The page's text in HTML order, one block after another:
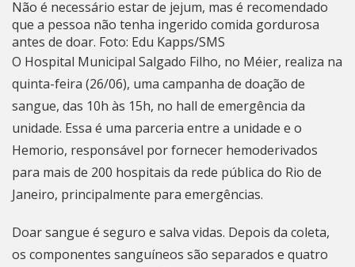
Não é necessário estar de jejum, mas é recomendado
que a pessoa não tenha ingerido comida gordurosa
antes de doar. Foto: Edu Kapps/SMS
O Hospital Municipal Salgado Filho, no Méier, realiza na
quinta-feira (26/06), uma campanha de doação de
sangue, das 10h às 15h, no hall de emergência da
unidade. Essa é uma parceria entre a unidade e o
Hemorio, responsável por fornecer hemoderivados
para mais de 200 hospitais da rede pública do Rio de
Janeiro, principalmente para emergências.
Doar sangue é seguro e salva vidas. Depois da coleta,
os componentes sanguíneos são separados e quatro